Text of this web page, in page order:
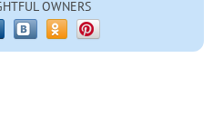
OWNERS